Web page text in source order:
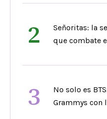
2
Señoritas: la
que combate
3
No solo es
Grammys con